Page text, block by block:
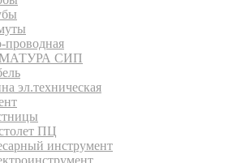
проводная
СИП
эл.техническая
ПЦ
инструмент